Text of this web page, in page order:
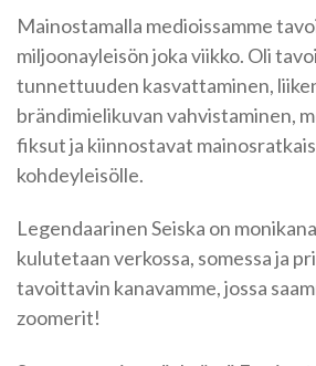
Mainostamalla medioissamme
miljoonayleisön joka viikko. Oli
tunnettuuden kasvattaminen,
brändimielikuvan vahvistaminen,
fiksut ja kiinnostavat
kohdeyleisölle.
Legendaarinen Seiska on
kulutetaan verkossa, somessa ja
tavoittavin kanavamme, jossa
zoomerit!